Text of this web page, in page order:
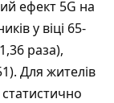
ефект 5G на
у віці 65-
раза),
Для жителів
статистично